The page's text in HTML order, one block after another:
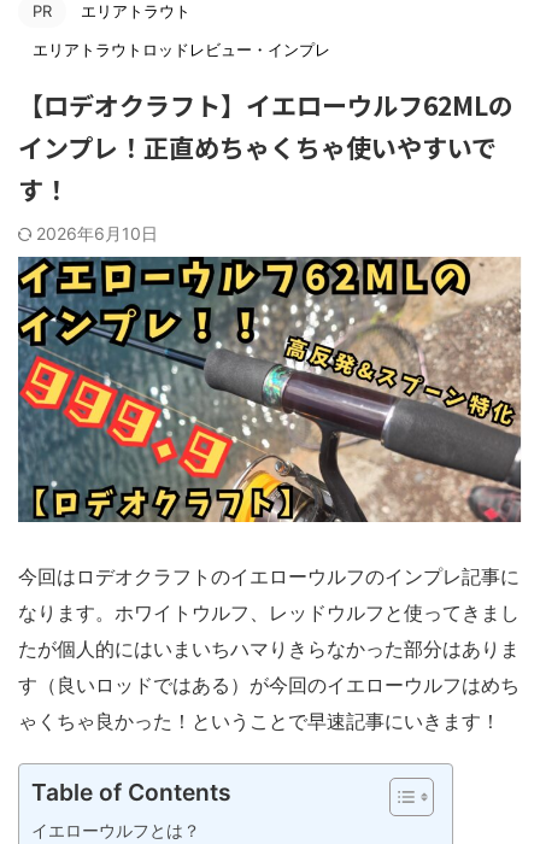
PR
エリアトラウト
エリアトラウトロッドレビュー・インプレ
【ロデオクラフト】イエローウルフ62MLの
インプレ！正直めちゃくちゃ使いやすいで
す！
2026年6月10日
今回はロデオクラフトのイエローウルフのインプレ記事に
なります。ホワイトウルフ、レッドウルフと使ってきまし
たが個人的にはいまいちハマりきらなかった部分はありま
す（良いロッドではある）が今回のイエローウルフはめち
ゃくちゃ良かった！ということで早速記事にいきます！
Table of Contents
イエローウルフとは？